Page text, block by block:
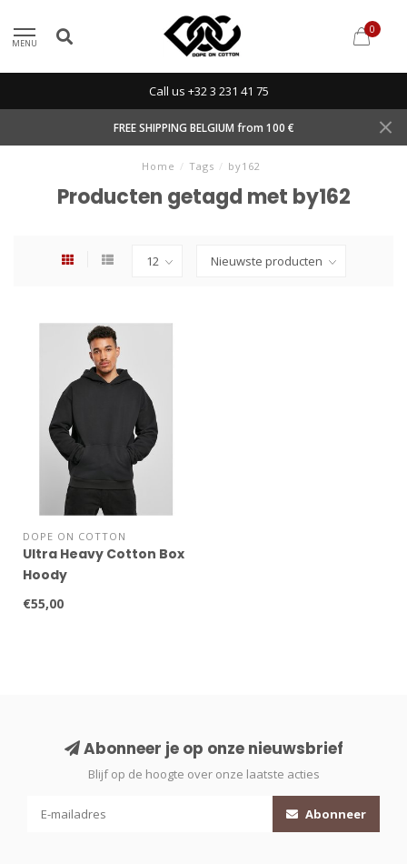
MENU
0
Call us +32 3 231 41 75
FREE SHIPPING BELGIUM from 100 €
Home / Tags / by162
Producten getagd met by162
DOPE ON COTTON
Ultra Heavy Cotton Box
Hoody
€55,00
Abonneer je op onze nieuwsbrief
Blijf op de hoogte over onze laatste acties
Abonneer